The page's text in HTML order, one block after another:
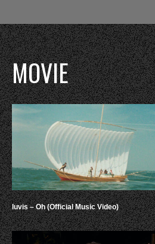
MOVIE
luvis – Oh (Official Music Video)